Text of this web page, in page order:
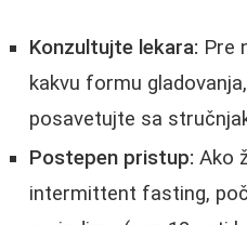
Konzultujte lekara: Pre
kakvu formu
posavetujte sa
Postepen pristup: Ako
intermittent fasting,